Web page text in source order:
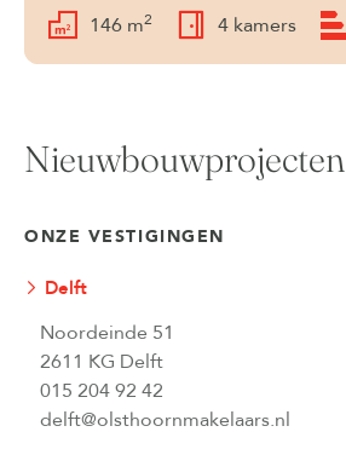
146 m2 4 kamers
Nieuwbouwprojecten
ONZE VESTIGINGEN
Delft
Noordeinde 51
2611 KG Delft
015 204 92 42
delft@olsthoornmakelaars.nl